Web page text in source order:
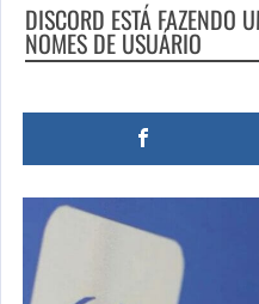
DISCORD ESTÁ FAZENDO
NOMES DE USUÁRIO